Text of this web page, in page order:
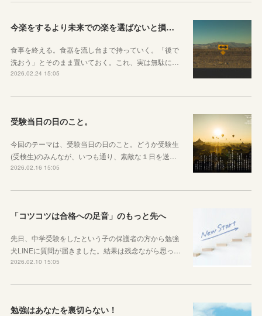
今楽をするより未来での楽を選ばないと損をしてしまうかもしれない理由
食事を終える。食器を流し台まで持っていく。「後で
洗おう」とそのまま置いておく。これ、実は無駄に…
2026.02.24 15:05
受験当日の日のこと。
今回のテーマは、受験当日の日のこと。どうか受験生
(受検生)のみんなが、いつも通り、素敵な１日を送…
2026.02.16 15:05
「コツコツは合格への足音」のもっと先へ
先日、中学受験をしたという子の保護者の方から勉強
犬LINEに質問が届きました。結果は残念ながら思っ…
2026.02.10 15:05
勉強はあなたを裏切らない！